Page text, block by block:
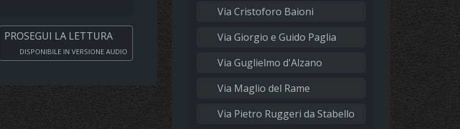
PROSEGUI LA LETTURA
DISPONIBILE IN VERSIONE AUDIO
Via Cristoforo Baioni
Via Giorgio e Guido Paglia
Via Guglielmo d'Alzano
Via Maglio del Rame
Via Pietro Ruggeri da Stabello